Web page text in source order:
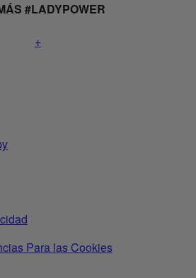
#LADYPOWER
+
Para las Cookies